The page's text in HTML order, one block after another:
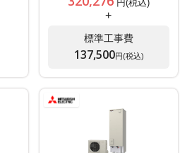
円(税込)
+
標準工事費
137,500円(税込)